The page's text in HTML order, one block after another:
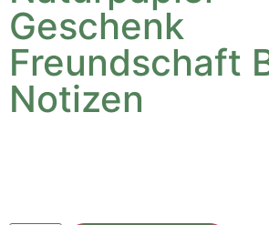
Geschenk
Freundschaft
Notizen